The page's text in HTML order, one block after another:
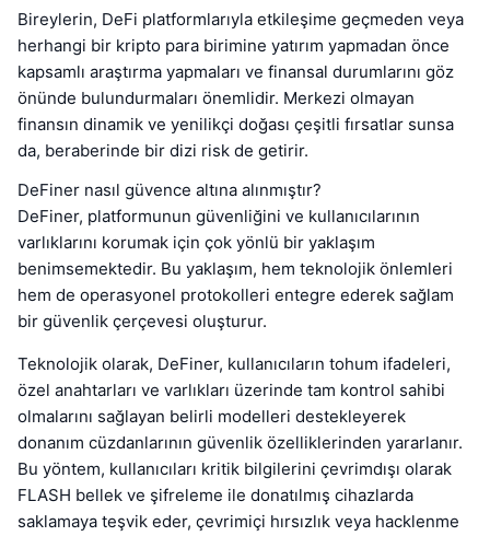
Bireylerin, DeFi platformlarıyla etkileşime geçmeden veya
herhangi bir kripto para birimine yatırım yapmadan önce
kapsamlı araştırma yapmaları ve finansal durumlarını göz
önünde bulundurmaları önemlidir. Merkezi olmayan
finansın dinamik ve yenilikçi doğası çeşitli fırsatlar sunsa
da, beraberinde bir dizi risk de getirir.
DeFiner nasıl güvence altına alınmıştır?
DeFiner, platformunun güvenliğini ve kullanıcılarının
varlıklarını korumak için çok yönlü bir yaklaşım
benimsemektedir. Bu yaklaşım, hem teknolojik önlemleri
hem de operasyonel protokolleri entegre ederek sağlam
bir güvenlik çerçevesi oluşturur.
Teknolojik olarak, DeFiner, kullanıcıların tohum ifadeleri,
özel anahtarları ve varlıkları üzerinde tam kontrol sahibi
olmalarını sağlayan belirli modelleri destekleyerek
donanım cüzdanlarının güvenlik özelliklerinden yararlanır.
Bu yöntem, kullanıcıları kritik bilgilerini çevrimdışı olarak
FLASH bellek ve şifreleme ile donatılmış cihazlarda
saklamaya teşvik eder, çevrimiçi hırsızlık veya hacklenme